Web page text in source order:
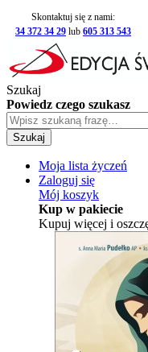
Skontaktuj się z nami:
34 372 34 29 lub 605 313 543
Szukaj
Powiedz czego szukasz
Szukaj
Moja lista życzeń
Zaloguj się
Mój koszyk
Kup w pakiecie
Kupuj więcej i